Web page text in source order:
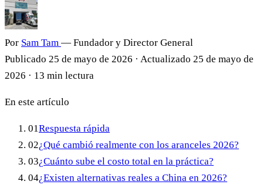
Por Sam Tam — Fundador y Director General
Publicado 25 de mayo de 2026 · Actualizado 25 de mayo de
2026 · 13 min lectura
En este artículo
01Respuesta rápida
02¿Qué cambió realmente con los aranceles 2026?
03¿Cuánto sube el costo total en la práctica?
04¿Existen alternativas reales a China en 2026?